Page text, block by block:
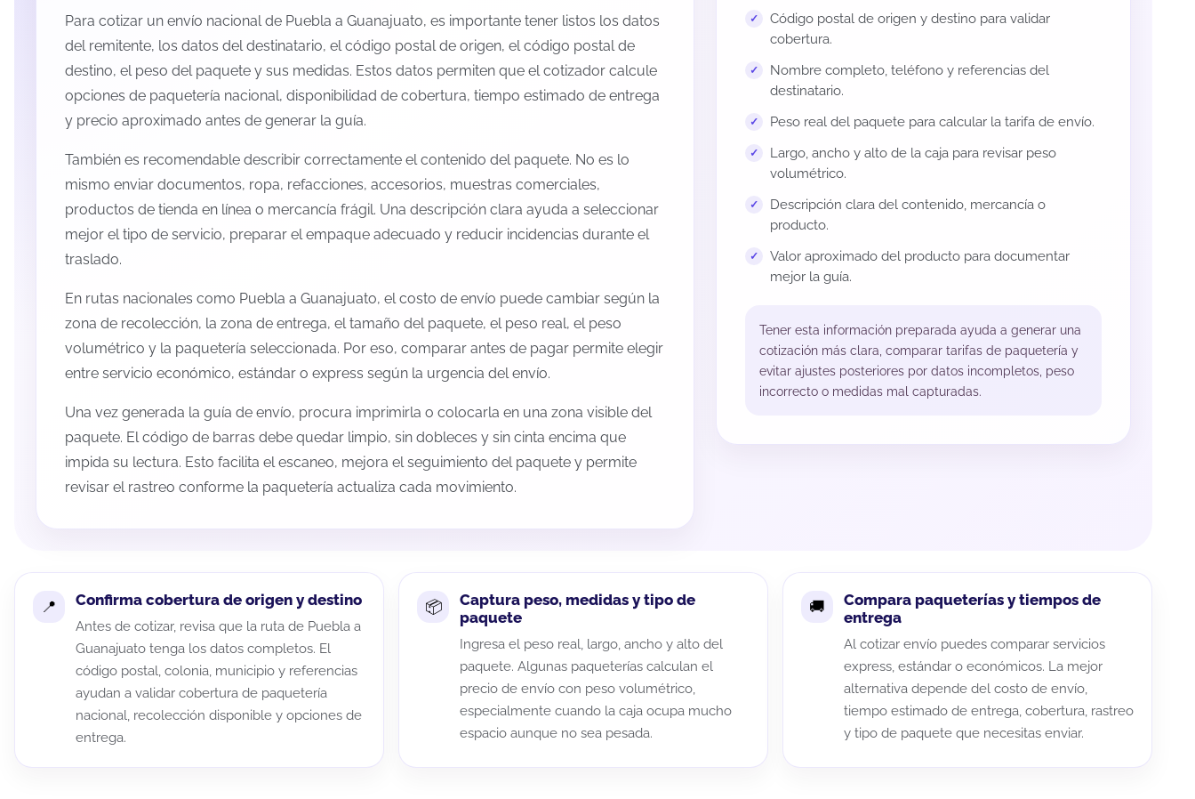
Para cotizar un envío nacional de Puebla a Guanajuato, es importante tener listos los datos
del remitente, los datos del destinatario, el código postal de origen, el código postal de
destino, el peso del paquete y sus medidas. Estos datos permiten que el cotizador calcule
opciones de paquetería nacional, disponibilidad de cobertura, tiempo estimado de entrega
y precio aproximado antes de generar la guía.
También es recomendable describir correctamente el contenido del paquete. No es lo
mismo enviar documentos, ropa, refacciones, accesorios, muestras comerciales,
productos de tienda en línea o mercancía frágil. Una descripción clara ayuda a seleccionar
mejor el tipo de servicio, preparar el empaque adecuado y reducir incidencias durante el
traslado.
En rutas nacionales como Puebla a Guanajuato, el costo de envío puede cambiar según la
zona de recolección, la zona de entrega, el tamaño del paquete, el peso real, el peso
volumétrico y la paquetería seleccionada. Por eso, comparar antes de pagar permite elegir
entre servicio económico, estándar o express según la urgencia del envío.
Una vez generada la guía de envío, procura imprimirla o colocarla en una zona visible del
paquete. El código de barras debe quedar limpio, sin dobleces y sin cinta encima que
impida su lectura. Esto facilita el escaneo, mejora el seguimiento del paquete y permite
revisar el rastreo conforme la paquetería actualiza cada movimiento.
Código postal de origen y destino para validar
cobertura.
Nombre completo, teléfono y referencias del
destinatario.
Peso real del paquete para calcular la tarifa de envío.
Largo, ancho y alto de la caja para revisar peso
volumétrico.
Descripción clara del contenido, mercancía o
producto.
Valor aproximado del producto para documentar
mejor la guía.
Tener esta información preparada ayuda a generar una
cotización más clara, comparar tarifas de paquetería y
evitar ajustes posteriores por datos incompletos, peso
incorrecto o medidas mal capturadas.
Confirma cobertura de origen y destino
Antes de cotizar, revisa que la ruta de Puebla a
Guanajuato tenga los datos completos. El
código postal, colonia, municipio y referencias
ayudan a validar cobertura de paquetería
nacional, recolección disponible y opciones de
entrega.
Captura peso, medidas y tipo de
paquete
Ingresa el peso real, largo, ancho y alto del
paquete. Algunas paqueterías calculan el
precio de envío con peso volumétrico,
especialmente cuando la caja ocupa mucho
espacio aunque no sea pesada.
Compara paqueterías y tiempos de
entrega
Al cotizar envío puedes comparar servicios
express, estándar o económicos. La mejor
alternativa depende del costo de envío,
tiempo estimado de entrega, cobertura, rastreo
y tipo de paquete que necesitas enviar.